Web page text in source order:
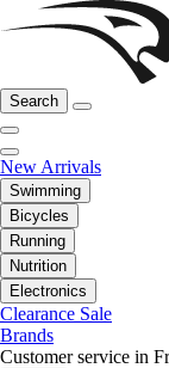
Search
New Arrivals
Swimming
Bicycles
Running
Nutrition
Electronics
Clearance Sale
Brands
Customer service in